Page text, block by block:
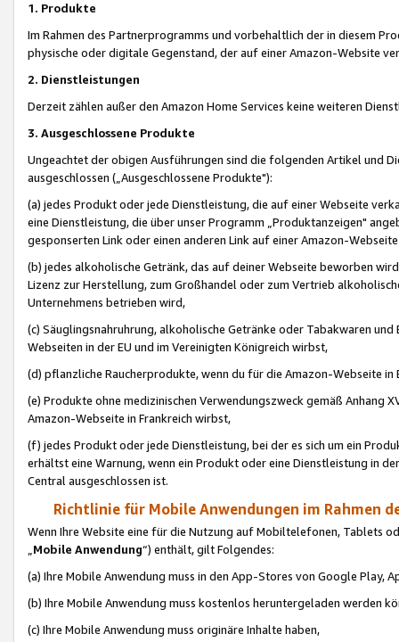
1. Produkte
Im Rahmen des Partnerprogramms und vorbehaltlich der in diesem
physische oder digitale Gegenstand, der auf einer Amazon-Website
2. Dienstleistungen
Derzeit zählen außer den Amazon Home Services keine weiteren
3. Ausgeschlossene Produkte
Ungeachtet der obigen Ausführungen sind die folgenden Artikel und
ausgeschlossen („Ausgeschlossene Produkte"):
(a) jedes Produkt oder jede Dienstleistung, die auf einer Webseite
eine Dienstleistung, die über unser Programm „Produktanzeigen"
gesponserten Link oder einen anderen Link auf einer Amazon-
(b) jedes alkoholische Getränk, das auf deiner Webseite beworben
Lizenz zur Herstellung, zum Großhandel oder zum Vertrieb
Unternehmens betrieben wird,
(c) Säuglingsnahruhrung, alkoholische Getränke oder Tabakwaren
Webseiten in der EU und im Vereinigten Königreich wirbst,
(d) pflanzliche Raucherprodukte, wenn du für die Amazon-Webseite in
(e) Produkte ohne medizinischen Verwendungszweck gemäß Anhang
Amazon-Webseite in Frankreich wirbst,
(f) jedes Produkt oder jede Dienstleistung, bei der es sich um ein
erhältst eine Warnung, wenn ein Produkt oder eine Dienstleistung in
Central ausgeschlossen ist.
Richtlinie für Mobile Anwendungen im Rahmen
Wenn Ihre Website eine für die Nutzung auf Mobiltelefonen, Tablets
„Mobile Anwendung“) enthält, gilt Folgendes:
(a) Ihre Mobile Anwendung muss in den App-Stores von Google Play,
(b) Ihre Mobile Anwendung muss kostenlos heruntergeladen werden
(c) Ihre Mobile Anwendung muss originäre Inhalte haben,